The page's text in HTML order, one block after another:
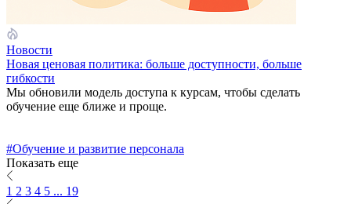
Новости
Новая ценовая политика: больше доступности, больше
гибкости
Мы обновили модель доступа к курсам, чтобы сделать
обучение еще ближе и проще.
#Обучение и развитие персонала
Показать еще
1 2 3 4 5 ... 19